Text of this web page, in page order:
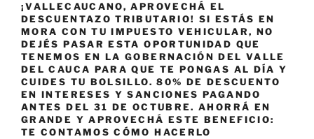
¡VALLECAUCANO, APROVECHÁ EL
DESCUENTAZO TRIBUTARIO! SI ESTÁS EN
MORA CON TU IMPUESTO VEHICULAR, NO
DEJÉS PASAR ESTA OPORTUNIDAD QUE
TENEMOS EN LA GOBERNACIÓN DEL VALLE
DEL CAUCA PARA QUE TE PONGAS AL DÍA Y
CUIDES TU BOLSILLO. 80% DE DESCUENTO
EN INTERESES Y SANCIONES PAGANDO
ANTES DEL 31 DE OCTUBRE. AHORRÁ EN
GRANDE Y APROVECHÁ ESTE BENEFICIO:
TE CONTAMOS CÓMO HACERLO